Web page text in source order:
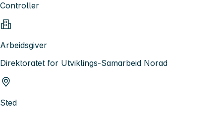
Controller
Arbeidsgiver
Direktoratet for Utviklings-Samarbeid Norad
Sted